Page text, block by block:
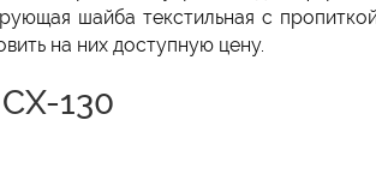
шайба текстильная с
на них доступную цену.
130